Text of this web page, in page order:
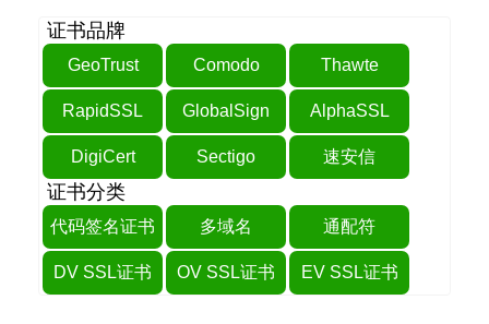
证书品牌
GeoTrust Comodo Thawte
RapidSSL GlobalSign AlphaSSL
DigiCert Sectigo 速安信
证书分类
代码签名证书 多域名 通配符
DV SSL证书 OV SSL证书 EV SSL证书